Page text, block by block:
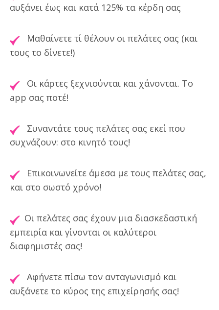
αυξάνει έως και κατά 125% τα κέρδη σας
Μαθαίνετε τί θέλουν οι πελάτες σας (και
τους το δίνετε!)
Οι κάρτες ξεχνιούνται και χάνονται. Το
app σας ποτέ!
Συναντάτε τους πελάτες σας εκεί που
συχνάζουν: στο κινητό τους!
Επικοινωνείτε άμεσα με τους πελάτες σας,
και στο σωστό χρόνο!
Οι πελάτες σας έχουν μια διασκεδαστική
εμπειρία και γίνονται οι καλύτεροι
διαφημιστές σας!
Αφήνετε πίσω τον ανταγωνισμό και
αυξάνετε το κύρος της επιχείρησής σας!